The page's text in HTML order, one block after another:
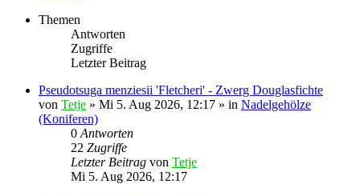
Themen
Antworten
Zugriffe
Letzter Beitrag
Pseudotsuga menziesii 'Fletcheri' - Zwerg Douglasfichte
von Tetje » Mi 5. Aug 2026, 12:17 » in Nadelgehölze
(Koniferen)
0 Antworten
22 Zugriffe
Letzter Beitrag von Tetje
Mi 5. Aug 2026, 12:17